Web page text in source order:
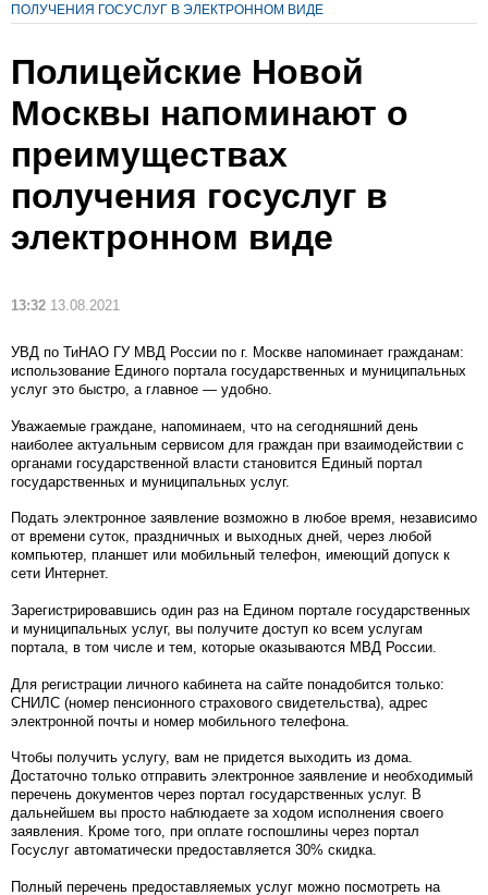
ПОЛУЧЕНИЯ ГОСУСЛУГ В ЭЛЕКТРОННОМ ВИДЕ
Полицейские Новой
Москвы напоминают о
преимуществах
получения госуслуг в
электронном виде
13:32 13.08.2021
УВД по ТиНАО ГУ МВД России по г. Москве напоминает гражданам:
использование Единого портала государственных и муниципальных
услуг это быстро, а главное — удобно.
Уважаемые граждане, напоминаем, что на сегодняшний день
наиболее актуальным сервисом для граждан при взаимодействии с
органами государственной власти становится Единый портал
государственных и муниципальных услуг.
Подать электронное заявление возможно в любое время, независимо
от времени суток, праздничных и выходных дней, через любой
компьютер, планшет или мобильный телефон, имеющий допуск к
сети Интернет.
Зарегистрировавшись один раз на Едином портале государственных
и муниципальных услуг, вы получите доступ ко всем услугам
портала, в том числе и тем, которые оказываются МВД России.
Для регистрации личного кабинета на сайте понадобится только:
СНИЛС (номер пенсионного страхового свидетельства), адрес
электронной почты и номер мобильного телефона.
Чтобы получить услугу, вам не придется выходить из дома.
Достаточно только отправить электронное заявление и необходимый
перечень документов через портал государственных услуг. В
дальнейшем вы просто наблюдаете за ходом исполнения своего
заявления. Кроме того, при оплате госпошлины через портал
Госуслуг автоматически предоставляется 30% скидка.
Полный перечень предоставляемых услуг можно посмотреть на